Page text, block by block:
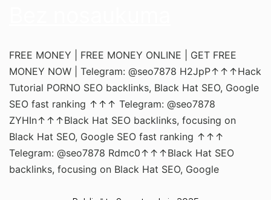
FREE MONEY | FREE MONEY ONLINE | GET FREE
MONEY NOW | Telegram: @seo7878 H2JpP↑↑↑Hack
Tutorial PORNO SEO backlinks, Black Hat SEO, Google
SEO fast ranking ↑↑↑ Telegram: @seo7878
ZYHIn↑↑↑Black Hat SEO backlinks, focusing on
Black Hat SEO, Google SEO fast ranking ↑↑↑
Telegram: @seo7878 Rdmc0↑↑↑Black Hat SEO
backlinks, focusing on Black Hat SEO, Google